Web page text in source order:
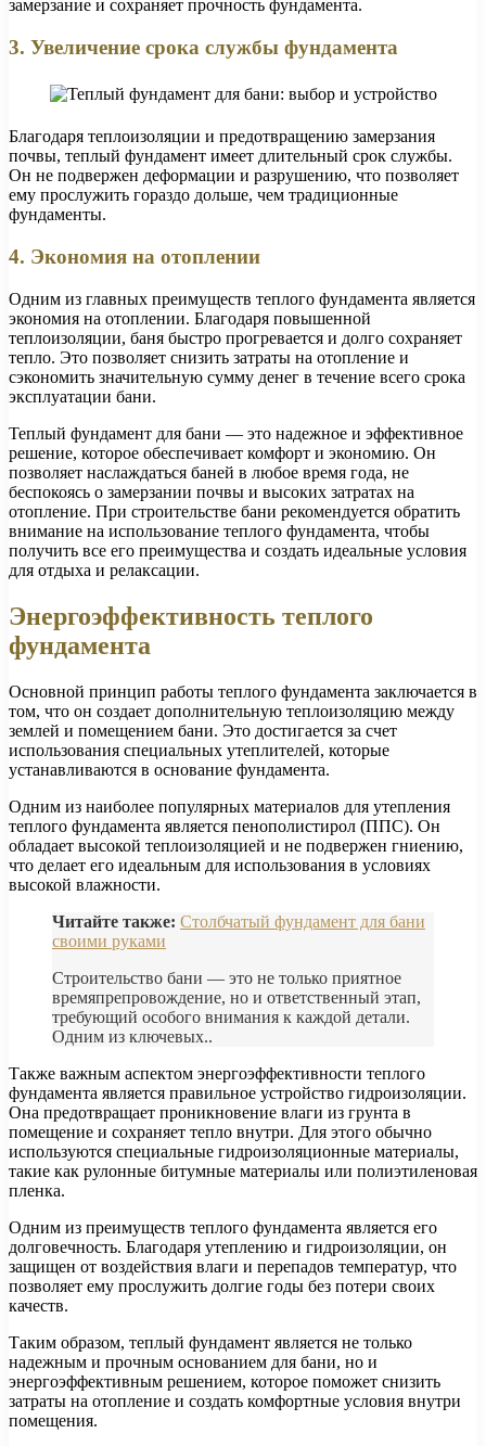
замерзание и сохраняет прочность фундамента.
3. Увеличение срока службы фундамента
Благодаря теплоизоляции и предотвращению замерзания
почвы, теплый фундамент имеет длительный срок службы.
Он не подвержен деформации и разрушению, что позволяет
ему прослужить гораздо дольше, чем традиционные
фундаменты.
4. Экономия на отоплении
Одним из главных преимуществ теплого фундамента является
экономия на отоплении. Благодаря повышенной
теплоизоляции, баня быстро прогревается и долго сохраняет
тепло. Это позволяет снизить затраты на отопление и
сэкономить значительную сумму денег в течение всего срока
эксплуатации бани.
Теплый фундамент для бани — это надежное и эффективное
решение, которое обеспечивает комфорт и экономию. Он
позволяет наслаждаться баней в любое время года, не
беспокоясь о замерзании почвы и высоких затратах на
отопление. При строительстве бани рекомендуется обратить
внимание на использование теплого фундамента, чтобы
получить все его преимущества и создать идеальные условия
для отдыха и релаксации.
Энергоэффективность теплого
фундамента
Основной принцип работы теплого фундамента заключается в
том, что он создает дополнительную теплоизоляцию между
землей и помещением бани. Это достигается за счет
использования специальных утеплителей, которые
устанавливаются в основание фундамента.
Одним из наиболее популярных материалов для утепления
теплого фундамента является пенополистирол (ППС). Он
обладает высокой теплоизоляцией и не подвержен гниению,
что делает его идеальным для использования в условиях
высокой влажности.
Читайте также: Столбчатый фундамент для бани
своими руками
Строительство бани — это не только приятное
времяпрепровождение, но и ответственный этап,
требующий особого внимания к каждой детали.
Одним из ключевых..
Также важным аспектом энергоэффективности теплого
фундамента является правильное устройство гидроизоляции.
Она предотвращает проникновение влаги из грунта в
помещение и сохраняет тепло внутри. Для этого обычно
используются специальные гидроизоляционные материалы,
такие как рулонные битумные материалы или полиэтиленовая
пленка.
Одним из преимуществ теплого фундамента является его
долговечность. Благодаря утеплению и гидроизоляции, он
защищен от воздействия влаги и перепадов температур, что
позволяет ему прослужить долгие годы без потери своих
качеств.
Таким образом, теплый фундамент является не только
надежным и прочным основанием для бани, но и
энергоэффективным решением, которое поможет снизить
затраты на отопление и создать комфортные условия внутри
помещения.